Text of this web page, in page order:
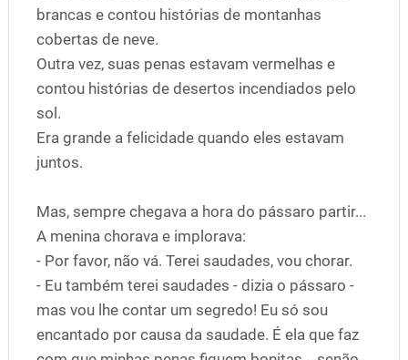
brancas e contou histórias de montanhas
cobertas de neve.
Outra vez, suas penas estavam vermelhas e
contou histórias de desertos incendiados pelo
sol.
Era grande a felicidade quando eles estavam
juntos.
Mas, sempre chegava a hora do pássaro partir...
A menina chorava e implorava:
- Por favor, não vá. Terei saudades, vou chorar.
- Eu também terei saudades - dizia o pássaro -
mas vou lhe contar um segredo! Eu só sou
encantado por causa da saudade. É ela que faz